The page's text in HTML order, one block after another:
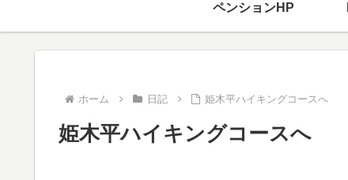
ペンションHP
ホーム 日記 姫木平ハイキングコースへ
姫木平ハイキングコースへ